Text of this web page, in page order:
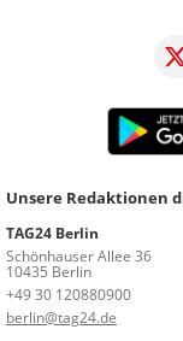
Unsere Redaktionen
TAG24 Berlin
Schönhauser Allee 36
10435 Berlin
+49 30 120880900
berlin@tag24.de